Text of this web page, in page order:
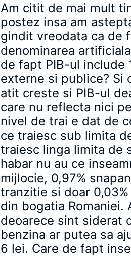
Am citit de mai mult
postez insa am
gindit vreodata ca de
denominarea
de fapt PIB-ul include
externe si publice? Si
atit creste si PIB-ul
care nu reflecta nici
nivel de trai e dat de
ce traiesc sub limita
traiesc linga limita de
habar nu au ce
mijlocie, 0,97%
tranzitie si doar
din bogatia Romaniei.
deoarece sint siderat
benzina ar putea sa
6 lei. Care de fapt